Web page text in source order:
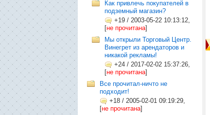
Как привлечь покупателей в
подземный магазин?
+19 / 2003-05-22 10:13:12,
[не прочитана]
Мы открыли Торговый Центр.
Винегрет из арендаторов и
никакой рекламы!
+24 / 2017-02-02 15:37:26,
[не прочитана]
Все прочитал-ничто не
подходит!
+18 / 2005-02-01 09:19:29,
[не прочитана]